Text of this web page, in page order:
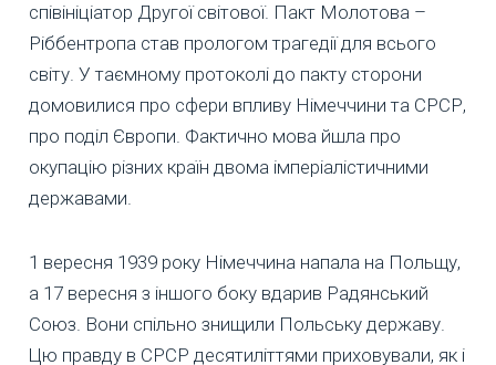
співініціатор Другої світової. Пакт Молотова –
Ріббентропа став прологом трагедії для всього
світу. У таємному протоколі до пакту сторони
домовилися про сфери впливу Німеччини та СРСР,
про поділ Європи. Фактично мова йшла про
окупацію різних країн двома імперіалістичними
державами.
1 вересня 1939 року Німеччина напала на Польщу,
а 17 вересня з іншого боку вдарив Радянський
Союз. Вони спільно знищили Польську державу.
Цю правду в СРСР десятиліттями приховували, як і